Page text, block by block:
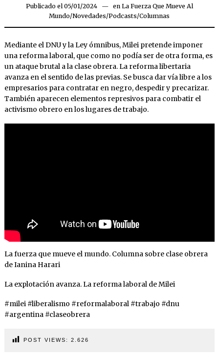
Publicado el 05/01/202405/01/2024
en La Fuerza Que Mueve Al
Mundo/Novedades/Podcasts/Columnas
Mediante el DNU y la Ley ómnibus, Milei pretende imponer
una reforma laboral, que como no podía ser de otra forma, es
un ataque brutal a la clase obrera. La reforma libertaria
avanza en el sentido de las previas. Se busca dar vía libre a los
empresarios para contratar en negro, despedir y precarizar.
También aparecen elementos represivos para combatir el
activismo obrero en los lugares de trabajo.
La fuerza que mueve el mundo. Columna sobre clase obrera
de Ianina Harari
La explotación avanza. La reforma laboral de Milei
#milei #liberalismo #reformalaboral #trabajo #dnu
#argentina #claseobrera
POST VIEWS: 2.626